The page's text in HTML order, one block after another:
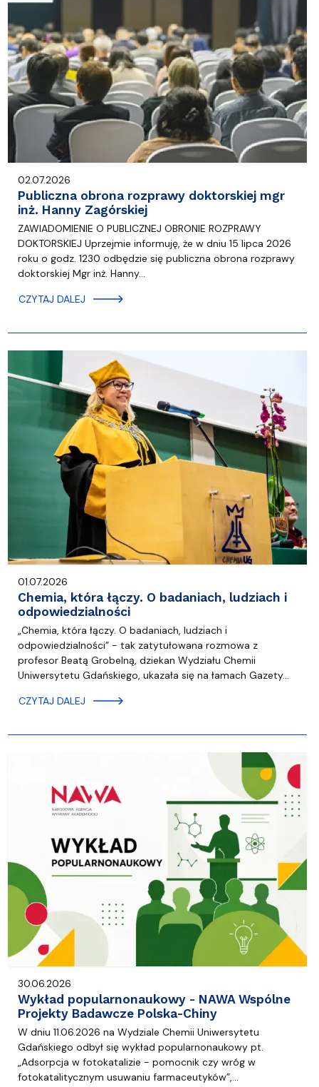
02.07.2026
Publiczna obrona rozprawy doktorskiej mgr
inż. Hanny Zagórskiej
ZAWIADOMIENIE O PUBLICZNEJ OBRONIE ROZPRAWY
DOKTORSKIEJ Uprzejmie informuję, że w dniu 15 lipca 2026
roku o godz. 1230 odbędzie się publiczna obrona rozprawy
doktorskiej Mgr inż. Hanny…
CZYTAJ DALEJ
01.07.2026
Chemia, która łączy. O badaniach, ludziach i
odpowiedzialności
„Chemia, która łączy. O badaniach, ludziach i
odpowiedzialności” - tak zatytułowana rozmowa z
profesor Beatą Grobelną, dziekan Wydziału Chemii
Uniwersytetu Gdańskiego, ukazała się na łamach Gazety…
CZYTAJ DALEJ
30.06.2026
Wykład popularnonaukowy - NAWA Wspólne
Projekty Badawcze Polska-Chiny
W dniu 11.06.2026 na Wydziale Chemii Uniwersytetu
Gdańskiego odbył się wykład popularnonaukowy pt.
„Adsorpcja w fotokatalizie - pomocnik czy wróg w
fotokatalitycznym usuwaniu farmaceutyków”,…